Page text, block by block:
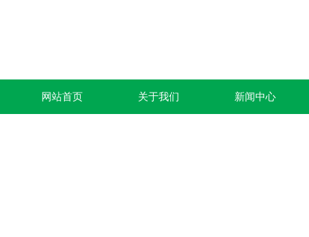
网站首页 关于我们 新闻中心